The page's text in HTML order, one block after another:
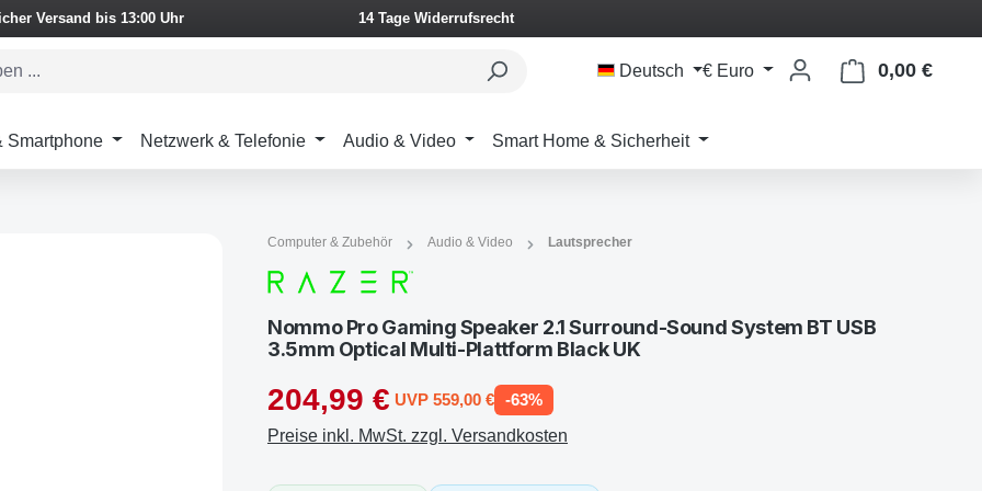
Versand bis 13:00 Uhr 14 Tage Widerrufsrecht
Deutsch € Euro 0,00 €
Smartphone Netzwerk & Telefonie Audio & Video Smart Home & Sicherheit
Computer & Zubehör Audio & Video Lautsprecher
Nommo Pro Gaming Speaker 2.1 Surround-Sound System BT USB
3.5mm Optical Multi-Plattform Black UK
204,99 € UVP 559,00 € -63%
Preise inkl. MwSt. zzgl. Versandkosten